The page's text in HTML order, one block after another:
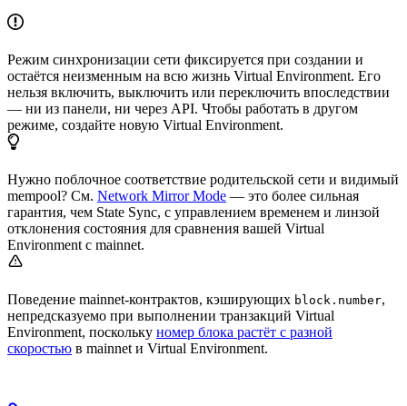
Режим синхронизации сети фиксируется при создании и
остаётся неизменным на всю жизнь Virtual Environment. Его
нельзя включить, выключить или переключить впоследствии
— ни из панели, ни через API. Чтобы работать в другом
режиме, создайте новую Virtual Environment.
Нужно поблочное соответствие родительской сети и видимый
mempool? См. Network Mirror Mode — это более сильная
гарантия, чем State Sync, с управлением временем и линзой
отклонения состояния для сравнения вашей Virtual
Environment с mainnet.
Поведение mainnet-контрактов, кэширующих block.number,
непредсказуемо при выполнении транзакций Virtual
Environment, поскольку номер блока растёт с разной
скоростью в mainnet и Virtual Environment.